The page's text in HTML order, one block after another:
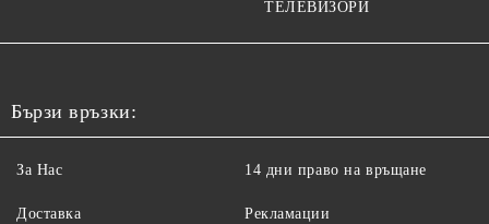
ТЕЛЕВИЗОРИ
Бързи връзки:
За Нас
Доставка
14 дни право на връщане
Рекламации